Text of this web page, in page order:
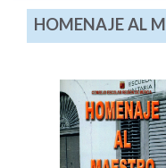
HOMENAJE AL